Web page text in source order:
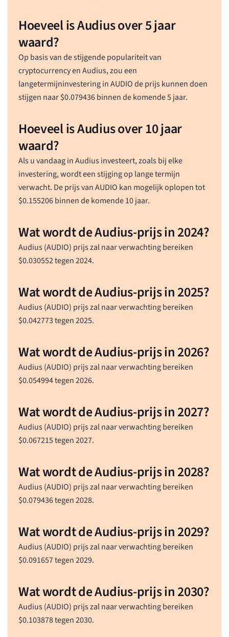
Hoeveel is Audius over 5 jaar
waard?
Op basis van de stijgende populariteit van
cryptocurrency en Audius, zou een
langetermijninvestering in AUDIO de prijs kunnen doen
stijgen naar$0.079436binnen de komende 5 jaar.
Hoeveel is Audius over 10 jaar
waard?
Als u vandaag in Audius investeert, zoals bij elke
investering, wordt een stijging op lange termijn
verwacht. De prijs van AUDIO kan mogelijk oplopen tot
$0.155206binnen de komende 10 jaar.
Wat wordt de Audius-prijs in 2024?
Audius (AUDIO) prijs zal naar verwachting bereiken
$0.030552tegen 2024.
Wat wordt de Audius-prijs in 2025?
Audius (AUDIO) prijs zal naar verwachting bereiken
$0.042773tegen 2025.
Wat wordt de Audius-prijs in 2026?
Audius (AUDIO) prijs zal naar verwachting bereiken
$0.054994tegen 2026.
Wat wordt de Audius-prijs in 2027?
Audius (AUDIO) prijs zal naar verwachting bereiken
$0.067215tegen 2027.
Wat wordt de Audius-prijs in 2028?
Audius (AUDIO) prijs zal naar verwachting bereiken
$0.079436tegen 2028.
Wat wordt de Audius-prijs in 2029?
Audius (AUDIO) prijs zal naar verwachting bereiken
$0.091657tegen 2029.
Wat wordt de Audius-prijs in 2030?
Audius (AUDIO) prijs zal naar verwachting bereiken
$0.103878tegen 2030.